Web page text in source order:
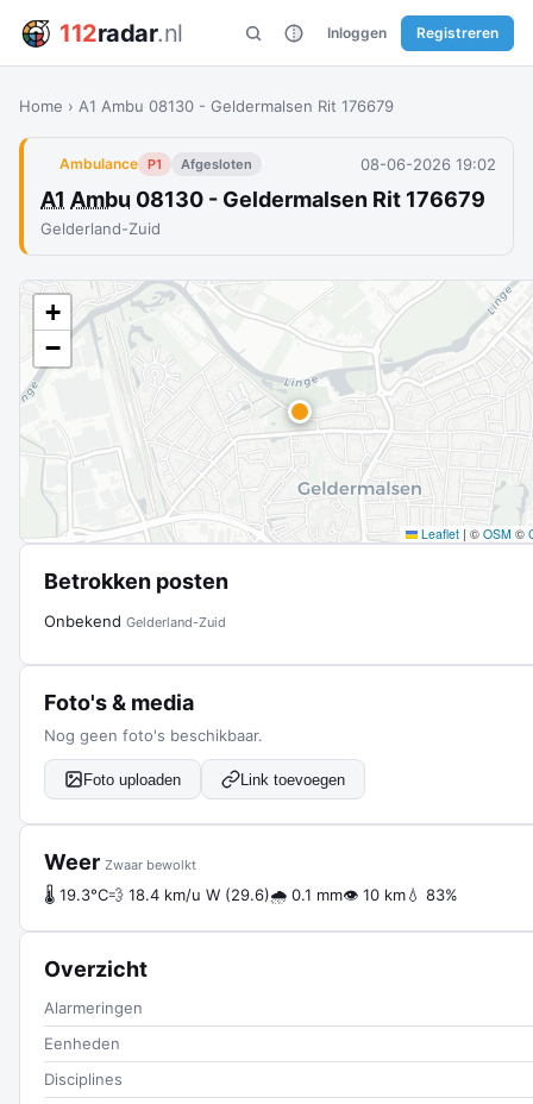
112radar.nl Inloggen Registreren
Home › A1 Ambu 08130 - Geldermalsen Rit 176679
Ambulance P1 Afgesloten 08-06-2026 19:02
A1 Ambu 08130 - Geldermalsen Rit 176679
Gelderland-Zuid
+
−
Leaflet | © OSM ©
Betrokken posten
Onbekend Gelderland-Zuid
Foto's & media
Nog geen foto's beschikbaar.
Foto uploaden Link toevoegen
Weer Zwaar bewolkt
🌡 19.3°C💨 18.4 km/u W (29.6)🌧 0.1 mm👁 10 km💧 83%
Overzicht
Alarmeringen
Eenheden
Disciplines